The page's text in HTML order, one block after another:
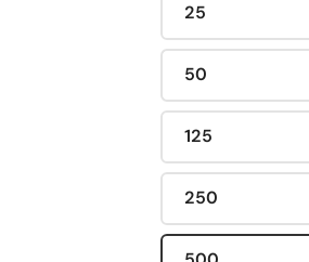
25
50
125
250